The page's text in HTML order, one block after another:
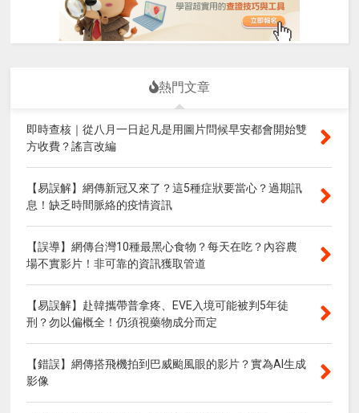
熱門文章
即時查核｜從八月一日起凡是用圖片問候早安都會開始雙
方收費？謠言改編
【易誤解】網傳新冠又來了？這5種症狀要當心？過期訊
息！缺乏時間脈絡的疫情資訊
【誤導】網傳台灣10種最黑心食物？每天在吃？內容農
場不實影片！非可靠的資訊獲取管道
【易誤解】赴韓攜帶普拿疼、EVE入境可能被判5年徒
刑？勿以偏概全！仍須視藥物成分而定
【錯誤】網傳搭飛機拍到巴威颱風眼的影片？實為AI生成
影像